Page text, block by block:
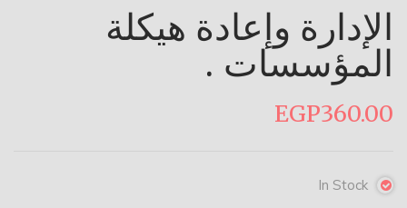
الإدارة وإعادة هيكلة
المؤسسات .
EGP360.00
In Stock